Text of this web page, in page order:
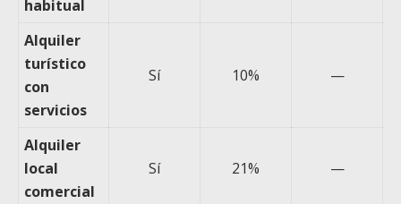
habitual
Alquiler
turístico
con
servicios
Sí 10% —
Alquiler
local
comercial
Sí 21% —